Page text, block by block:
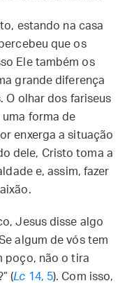
estando na casa
que os
Ele também os
grande diferença
O olhar dos fariseus
forma de
enxerga a situação
dele, Cristo toma a
e, assim, fazer
Jesus disse algo
algum de vós tem
poço, não o tira
(Lc 14, 5). Com isso,